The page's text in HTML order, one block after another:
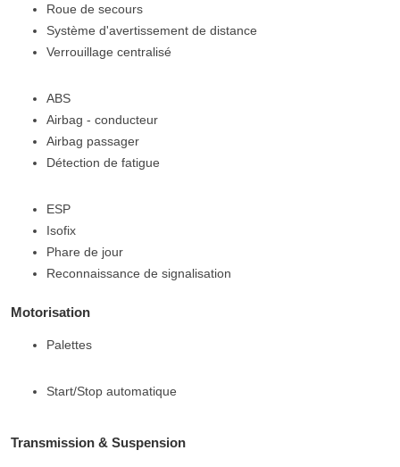
Roue de secours
Système d'avertissement de distance
Verrouillage centralisé
ABS
Airbag - conducteur
Airbag passager
Détection de fatigue
ESP
Isofix
Phare de jour
Reconnaissance de signalisation
Motorisation
Palettes
Start/Stop automatique
Transmission & Suspension